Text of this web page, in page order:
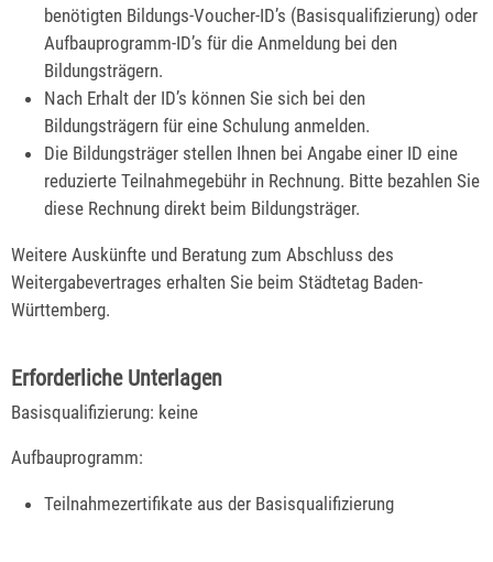
benötigten Bildungs-Voucher-ID’s (Basisqualifizierung) oder
Aufbauprogramm-ID’s für die Anmeldung bei den
Bildungsträgern.
Nach Erhalt der ID’s können Sie sich bei den
Bildungsträgern für eine Schulung anmelden.
Die Bildungsträger stellen Ihnen bei Angabe einer ID eine
reduzierte Teilnahmegebühr in Rechnung. Bitte bezahlen Sie
diese Rechnung direkt beim Bildungsträger.
Weitere Auskünfte und Beratung zum Abschluss des
Weitergabevertrages erhalten Sie beim Städtetag Baden-
Württemberg.
Erforderliche Unterlagen
Basisqualifizierung: keine
Aufbauprogramm:
Teilnahmezertifikate aus der Basisqualifizierung